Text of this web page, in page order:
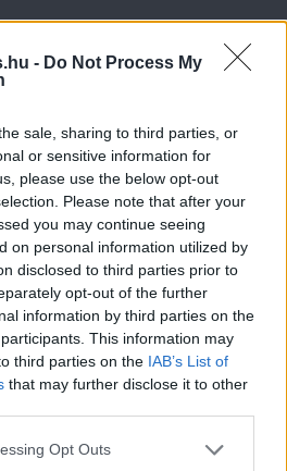
- Do Not Process My
sale, sharing to third parties, or
or sensitive information for
please use the below opt-out
Please note that after your
you may continue seeing
on personal information utilized by
disclosed to third parties prior to
opt-out of the further
information by third parties on the
This information may
third parties on the IAB’s List of
that may further disclose it to other
app uses one or more Google
Opt Outs